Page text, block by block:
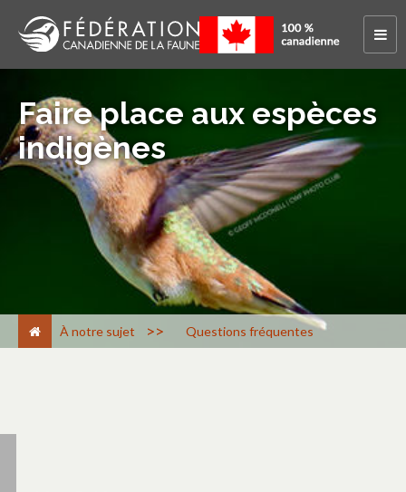
Faire place aux espèces
indigènes
À notre sujet > Questions fréquentes